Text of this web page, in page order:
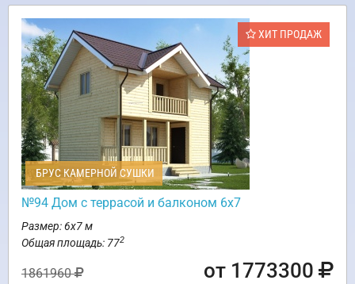
ХИТ ПРОДАЖ
БРУС КАМЕРНОЙ СУШКИ
№94 Дом с террасой и балконом 6х7
Размер: 6х7 м
Общая площадь: 772
1861960 от 1773300